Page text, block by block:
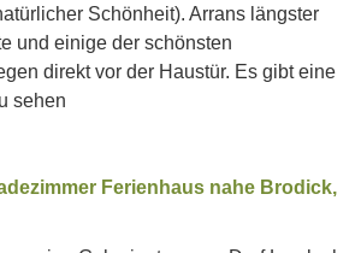
Schönheit). Arrans längster
und einige der schönsten
direkt vor der Haustür. Es gibt eine
sehen
Ferienhaus nahe Brodick,